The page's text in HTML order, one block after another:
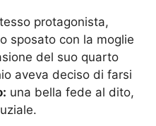
protagonista,
sposato con la moglie
del suo quarto
aveva deciso di farsi
una bella fede al dito,